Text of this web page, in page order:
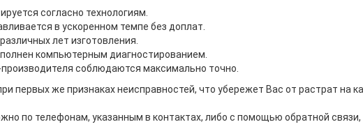
согласно технологиям.
в ускоренном темпе без доплат.
лет изготовления.
компьютерным диагностированием.
соблюдаются максимально точно.
первых же признаках неисправностей, что убережет Вас от растрат на
по телефонам, указанным в контактах, либо с помощью обратной